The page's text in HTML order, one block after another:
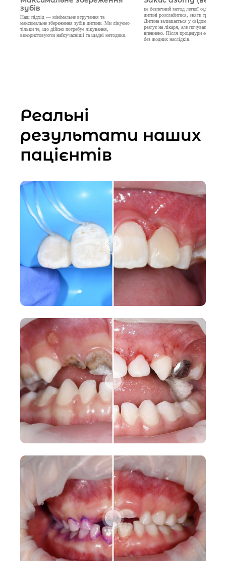
це безпечний метод легкої седації, який допомагає
дитині розслабитися, зняти тривожність і страх.
Дитина залишається у свідомості, дихає самостійно,
реагує на лікаря, але почувається спокійно та
впевнено. Після процедури ефект минає швидко,
без жодних наслідків.
Для об’ємного або складного
застосовуємо медикаментозний сон.
Процедура проводиться під
анестезіолога з понад 30-річним
використанням сучасного обладнання
моніторингу стану дитини.
Реальні
результати наших
пацієнтів